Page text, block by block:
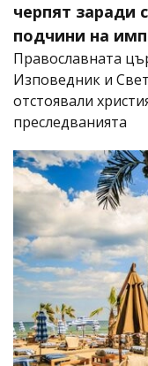
черпят заради
подчини на
Православната
Изповедник и
отстоявали
преследванията